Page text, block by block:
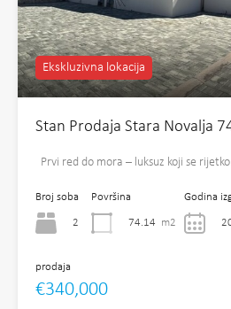
Ekskluzivna lokacija
Stan Prodaja Stara Novalja
Prvi red do mora – luksuz koji se
Broj soba
2
Površina
74.14 m2
Godina
prodaja
€340,000